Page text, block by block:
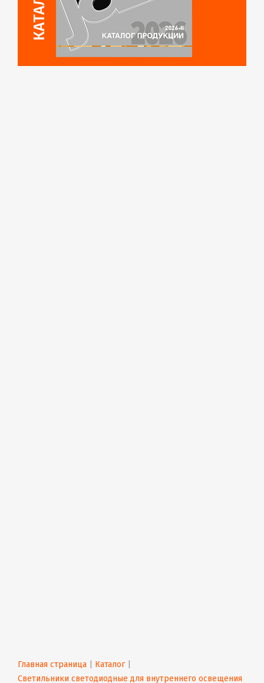
Главная страница Каталог |
Светильники светодиодные для внутреннего освещения